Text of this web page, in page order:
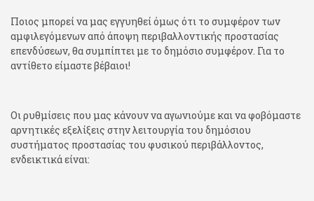
Ποιος μπορεί να μας εγγυηθεί όμως ότι το συμφέρον των
αμφιλεγόμενων από άποψη περιβαλλοντικής προστασίας
επενδύσεων, θα συμπίπτει με το δημόσιο συμφέρον. Για το
αντίθετο είμαστε βέβαιοι!
Οι ρυθμίσεις που μας κάνουν να αγωνιούμε και να φοβόμαστε
αρνητικές εξελίξεις στην λειτουργία του δημόσιου
συστήματος προστασίας του φυσικού περιβάλλοντος,
ενδεικτικά είναι: